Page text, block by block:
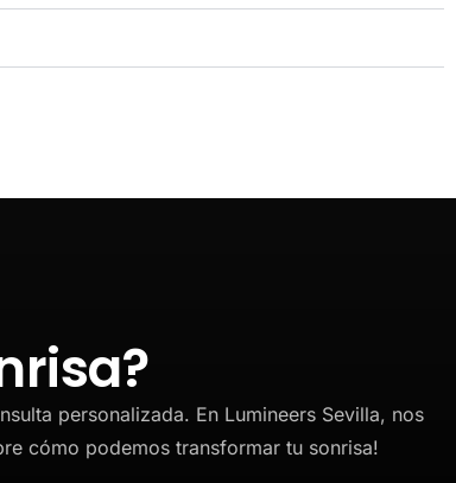
personalizada. En Lumineers Sevilla, nos
cómo podemos transformar tu sonrisa!